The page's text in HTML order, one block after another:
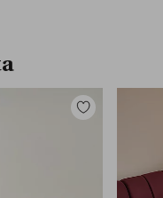
Lisää